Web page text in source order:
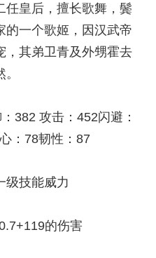
任皇后，擅长歌舞，鬓
的一个歌姬，因汉武帝
，其弟卫青及外甥霍去
382 攻击：452闪避：
：78韧性：87
级技能威力
的伤害